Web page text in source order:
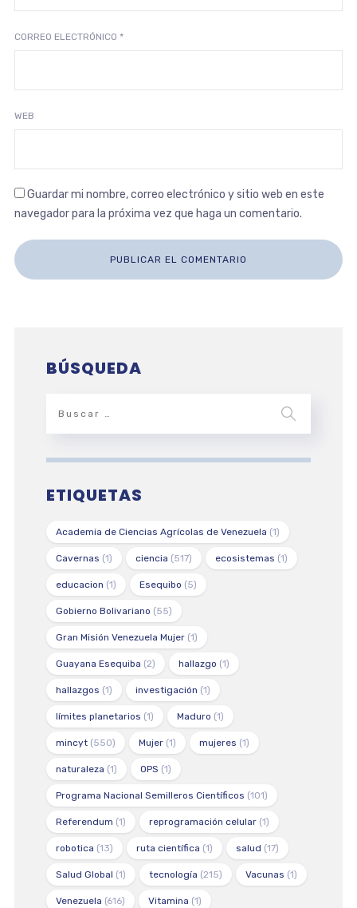
CORREO ELECTRÓNICO *
WEB
Guardar mi nombre, correo electrónico y sitio web en este
navegador para la próxima vez que haga un comentario.
BÚSQUEDA
ETIQUETAS
Academia de Ciencias Agrícolas de Venezuela (1)
Cavernas (1) ciencia (517) ecosistemas (1)
educacion (1) Esequibo (5)
Gobierno Bolivariano (55)
Gran Misión Venezuela Mujer(1)
Guayana Esequiba (2) hallazgo (1)
hallazgos (1) investigación (1)
límites planetarios (1) Maduro (1)
mincyt(550) Mujer(1) mujeres (1)
naturaleza (1) OPS (1)
Programa Nacional Semilleros Científicos (101)
Referendum (1) reprogramación celular(1)
robotica (13) ruta científica (1) salud (17)
Salud Global (1) tecnología (215) Vacunas (1)
Venezuela (616) Vitamina (1)